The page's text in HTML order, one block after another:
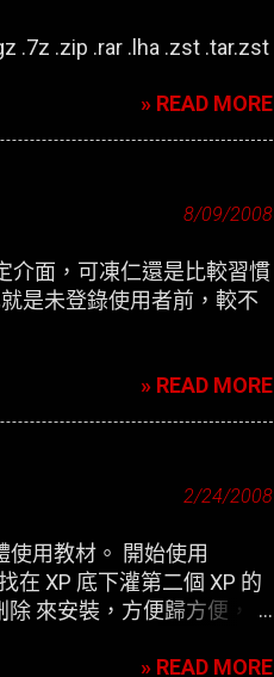
.7z .zip .rar .lha .zst .tar.zst
» READ MORE
8/09/2008
介面，可凍仁還是比較習慣
是未登錄使用者前，較不
» READ MORE
2/24/2008
使用教材。 開始使用
在 XP 底下灌第二個 XP 的
來安裝，方便歸方便，可
» READ MORE